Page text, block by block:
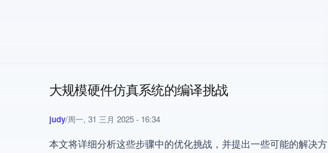
大规模硬件仿真系统的编译挑战
judy/周一, 31 三月 2025 - 16:34
本文将详细分析这些步骤中的优化挑战，并提出一些可能的解决方